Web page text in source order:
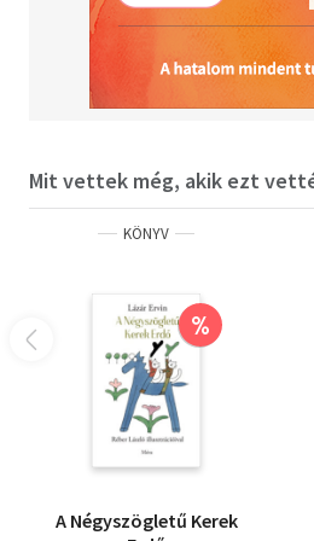
Mit vettek még, akik ezt
KÖNYV
%
A Négyszögletű Kerek